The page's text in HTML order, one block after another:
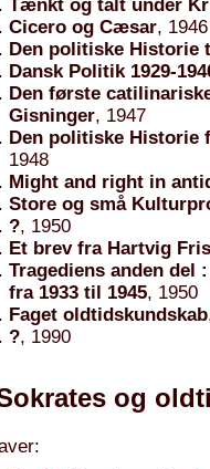
Tænkt og talt under
Cicero og Cæsar, 1946
Den politiske Historie
Dansk Politik 1929-
Den første
Gisninger, 1947
Den politiske Historie
1948
Might and right in
Store og små
?, 1950
Et brev fra Hartvig
Tragediens anden del
fra 1933 til 1945, 1950
Faget oldtidskundskab
?, 1990
og